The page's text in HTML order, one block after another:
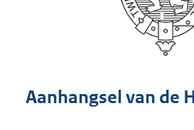
Aanhangsel van de